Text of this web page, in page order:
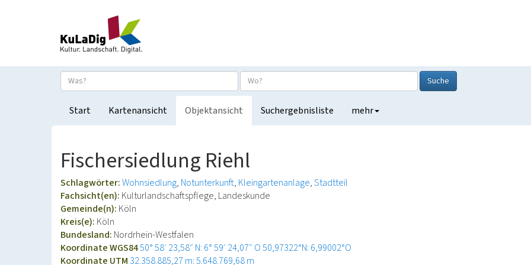
Suche
Start Kartenansicht Objektansicht Suchergebnisliste mehr
Fischersiedlung Riehl
Schlagwörter:Wohnsiedlung Notunterkunft Kleingartenanlage Stadtteil
Fachsicht(en): Kulturlandschaftspflege, Landeskunde
Gemeinde(n): Köln
Kreis(e): Köln
Bundesland: Nordrhein-Westfalen
Koordinate WGS8450° 58′ 23,58″ N: 6° 59′ 24,07″ O50,97322°N: 6,99002°O
Koordinate UTM 32.358.885,27 m: 5.648.769,68 m